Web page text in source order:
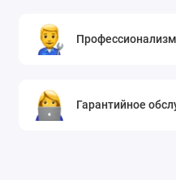
VK89181N
VK89281RГарантийное